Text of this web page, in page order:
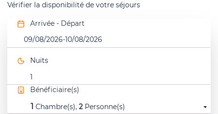
Vérifier la disponibilité de votre séjours
Arrivée - Départ
09/08/2026-10/08/2026
Nuits
1
Bénéficiaire(s)
1 Chambre(s), 2 Personne(s)